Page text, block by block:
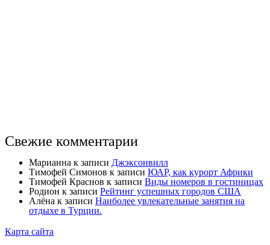
Свежие комментарии
Марианна к записи Джэксонвилл
Тимофей Симонов к записи ЮАР, как курорт Африки
Тимофей Краснов к записи Виды номеров в гостиницах
Родион к записи Рейтинг успешных городов США
Алёна к записи Наиболее увлекательные занятия на
отдыхе в Турции.
Карта сайта